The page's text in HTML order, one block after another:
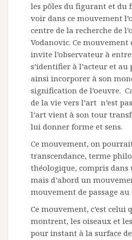
les pôles du figurant et du
voir dans ce mouvement
centre de la recherche de
Vodanovic. Ce mouvement
invite l’observateur à
s’identifier à l’acteur et au
ainsi incorporer à son
signification de l’oeuvre.
de la vie vers l’art n’est
l’art vient à son tour
lui donner forme et sens.
Ce mouvement, on
transcendance, terme
théologique, compris dans
mais d’abord un
mouvement de passage au
Ce mouvement, c’est celui
montrent, les oiseaux et
pour instant à la surface